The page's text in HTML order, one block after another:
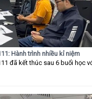
Hành trình nhiều kỉ niệm
đã kết thúc sau 6 buổi học